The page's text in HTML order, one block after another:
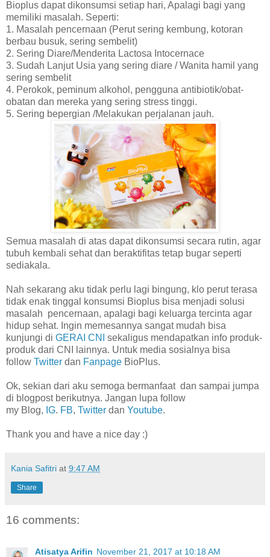
Bioplus dapat dikonsumsi setiap hari, Apalagi bagi yang
memiliki masalah. Seperti:
1. Masalah pencernaan (Perut sering kembung, kotoran
berbau busuk, sering sembelit)
2. Sering Diare/Menderita Lactosa Intocernace
3. Sudah Lanjut Usia yang sering diare / Wanita hamil yang
sering sembelit
4. Perokok, peminum alkohol, pengguna antibiotik/obat-
obatan dan mereka yang sering stress tinggi.
5. Sering bepergian /Melakukan perjalanan jauh.
Semua masalah di atas dapat dikonsumsi secara rutin, agar
tubuh kembali sehat dan beraktifitas tetap bugar seperti
sediakala.
Nah sekarang aku tidak perlu lagi bingung, klo perut terasa
tidak enak tinggal konsumsi Bioplus bisa menjadi solusi
masalah pencernaan, apalagi bagi keluarga tercinta agar
hidup sehat. Ingin memesannya sangat mudah bisa
kunjungi di GERAI CNI
sekaligus mendapatkan info produk-
produk dari CNI lainnya. Untuk media sosialnya bisa
follow Twitter dan Fanpage BioPlus.
Ok, sekian dari aku semoga bermanfaat dan sampai jumpa
di blogpost berikutnya. Jangan lupa follow
my Blog, IG. FB, Twitter dan Youtube.
Thank you and have a nice day :)
Kania Safitri at 9:47 AM
Share
16 comments:
Atisatya Arifin November 21, 2017 at 10:18 AM